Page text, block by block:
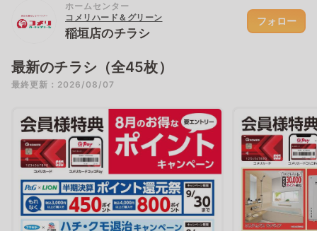
ホームセンター
コメリハード＆グリーン
稲垣店のチラシ
フォロー
最新のチラシ（全45枚）
最終更新：2026/08/07